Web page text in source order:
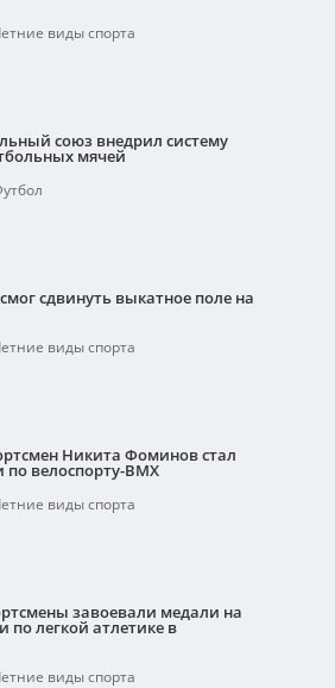
виды спорта
союз внедрил систему
мячей
сдвинуть выкатное поле на
виды спорта
Никита Фоминов стал
по велоспорту-ВМХ
виды спорта
завоевали медали на
по легкой атлетике в
виды спорта